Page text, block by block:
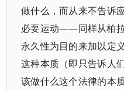
做什么，而从来不告诉
必要运动——同样从柏
永久性为目的来加以定
这种本质（即只告诉人
该做什么这个法律的